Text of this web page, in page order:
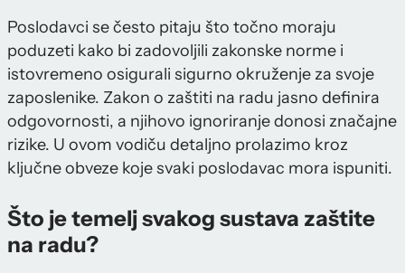
Poslodavci se često pitaju što točno moraju
poduzeti kako bi zadovoljili zakonske norme i
istovremeno osigurali sigurno okruženje za svoje
zaposlenike. Zakon o zaštiti na radu jasno definira
odgovornosti, a njihovo ignoriranje donosi značajne
rizike. U ovom vodiču detaljno prolazimo kroz
ključne obveze koje svaki poslodavac mora ispuniti.
Što je temelj svakog sustava zaštite
na radu?